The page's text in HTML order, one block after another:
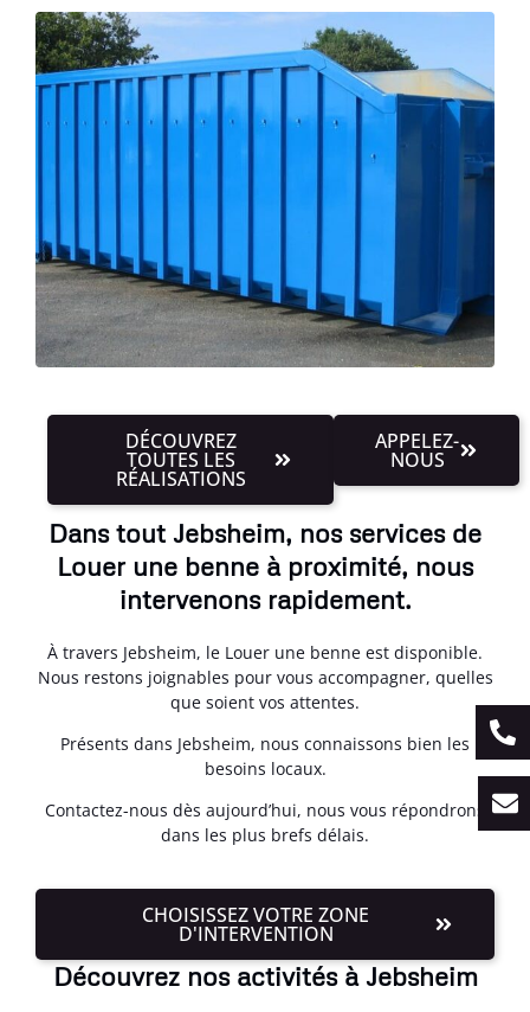
DÉCOUVREZ
TOUTES LES
RÉALISATIONS
APPELEZ-
NOUS
Dans tout Jebsheim, nos services de
Louer une benne à proximité, nous
intervenons rapidement.
À travers Jebsheim, le Louer une benne est disponible.
Nous restons joignables pour vous accompagner, quelles
que soient vos attentes.
Présents dans Jebsheim, nous connaissons bien les
besoins locaux.
Contactez-nous dès aujourd’hui, nous vous répondrons
dans les plus brefs délais.
CHOISISSEZ VOTRE ZONE
D'INTERVENTION
Découvrez nos activités à Jebsheim